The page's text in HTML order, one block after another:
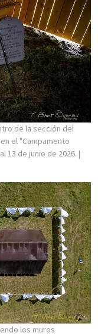
de la sección del
el "Campamento
13 de junio de 2026. |
los muros